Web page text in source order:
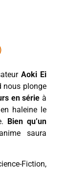
Aoki Ei
nous plonge
en série à
haleine le
Bien qu’un
saura
Fiction,